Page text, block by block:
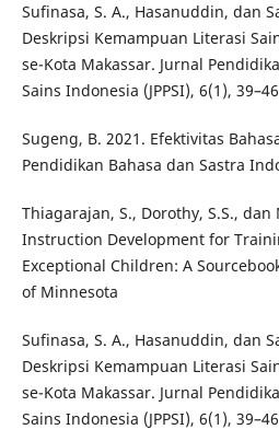
Sufinasa, S. A., Hasanuddin, dan
Deskripsi Kemampuan Literasi
se-Kota Makassar. Jurnal
Sains Indonesia (JPPSI), 6(1),
Sugeng, B. 2021. Efektivitas
Pendidikan Bahasa dan Sastra
Thiagarajan, S., Dorothy, S.S., dan
Instruction Development for
Exceptional Children: A
of Minnesota
Sufinasa, S. A., Hasanuddin, dan
Deskripsi Kemampuan Literasi
se-Kota Makassar. Jurnal
Sains Indonesia (JPPSI), 6(1),